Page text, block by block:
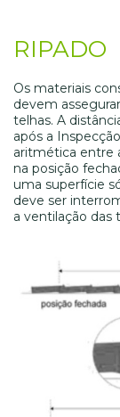
RIPADO
Os materiais
devem
telhas. A
após a
aritmética entre
na posição
uma superfície
deve ser
a ventilação das